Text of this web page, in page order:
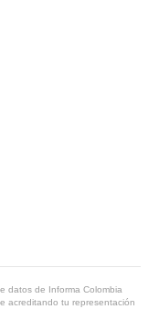
datos de Informa Colombia
acreditando tu representación